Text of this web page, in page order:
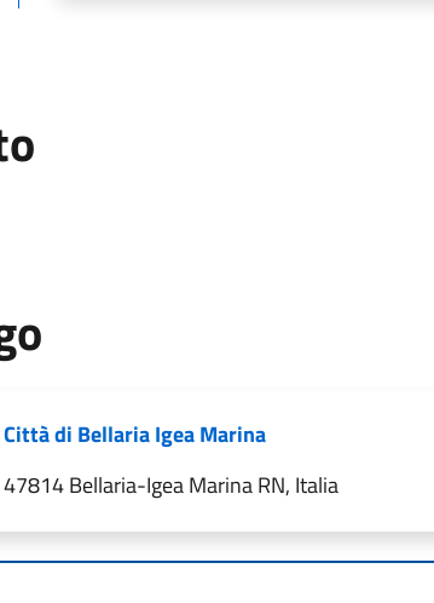
Città di Bellaria Igea Marina
47814 Bellaria-Igea Marina RN, Italia